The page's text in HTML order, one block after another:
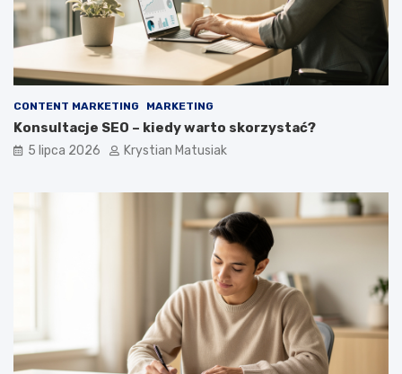
CONTENT MARKETING MARKETING
Konsultacje SEO – kiedy warto skorzystać?
5 lipca 2026 Krystian Matusiak